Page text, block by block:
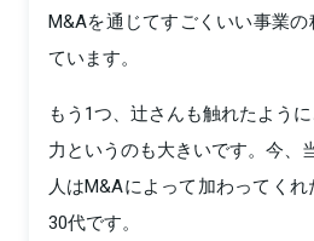
M&Aを通じてすごくいい事業
ています。
もう1つ、辻さんも触れたよう
力というのも大きいです。今、
人はM&Aによって加わってく
30代です。